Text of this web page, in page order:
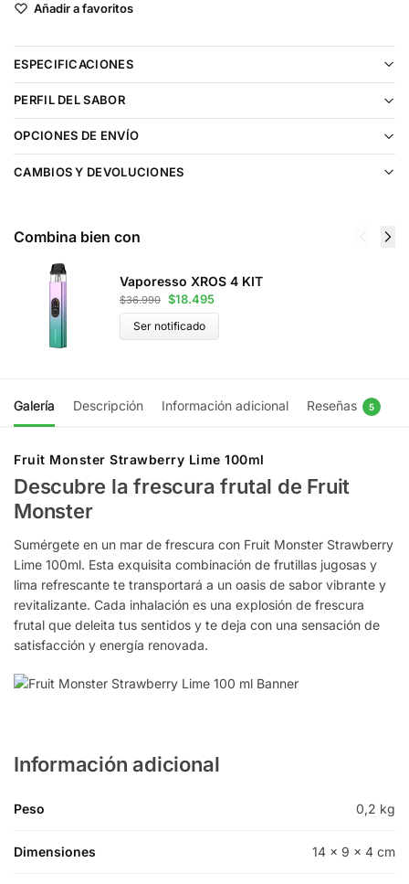
Añadir a favoritos
ESPECIFICACIONES
PERFIL DEL SABOR
OPCIONES DE ENVÍO
CAMBIOS Y DEVOLUCIONES
Combina bien con
Vaporesso XROS 4 KIT
$36.990 $18.495
Ser notificado
Galería Descripción Información adicional Reseñas 5
Fruit Monster Strawberry Lime 100ml
Descubre la frescura frutal de Fruit
Monster
Sumérgete en un mar de frescura con Fruit Monster Strawberry
Lime 100ml. Esta exquisita combinación de frutillas jugosas y
lima refrescante te transportará a un oasis de sabor vibrante y
revitalizante. Cada inhalación es una explosión de frescura
frutal que deleita tus sentidos y te deja con una sensación de
satisfacción y energía renovada.
Información adicional
Peso 0,2 kg
Dimensiones 14 × 9 × 4 cm